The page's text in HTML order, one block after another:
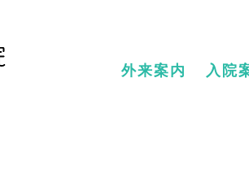
外来案内 入院